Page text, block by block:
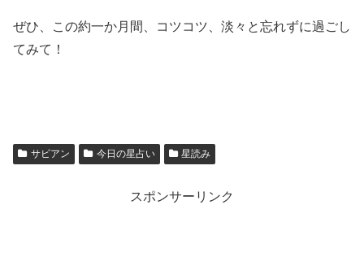
ぜひ、この約一か月間、コツコツ、淡々と忘れずに過ごし
てみて！
サビアン 今日の星占い 星読み
スポンサーリンク